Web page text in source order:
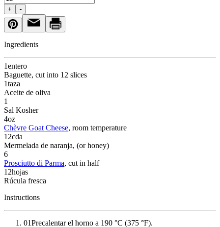
+ -
Ingredients
1entero
Baguette, cut into 12 slices
1taza
Aceite de oliva
1
Sal Kosher
4oz
Chèvre Goat Cheese, room temperature
12cda
Mermelada de naranja, (or honey)
6
Prosciutto di Parma, cut in half
12hojas
Rúcula fresca
Instructions
01Precalentar el horno a 190 °C (375 °F).